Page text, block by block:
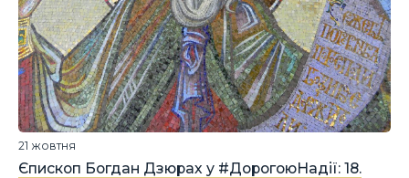
Єпископ Богдан Дзюрах у #ДорогоюНадії: 18.
21 жовтня